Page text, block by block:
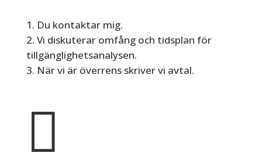
Du kontaktar mig.
Vi diskuterar omfång och tidsplan för
tillgänglighetsanalysen.
När vi är överrens skriver vi avtal.
